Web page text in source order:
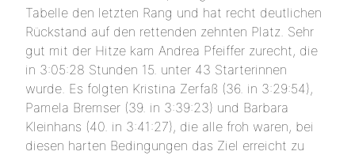
Tabelle den letzten Rang und hat recht deutlichen
Rückstand auf den rettenden zehnten Platz. Sehr
gut mit der Hitze kam Andrea Pfeiffer zurecht, die
in 3:05:28 Stunden 15. unter 43 Starterinnen
wurde. Es folgten Kristina Zerfaß (36. in 3:29:54),
Pamela Bremser (39. in 3:39:23) und Barbara
Kleinhans (40. in 3:41:27), die alle froh waren, bei
diesen harten Bedingungen das Ziel erreicht zu